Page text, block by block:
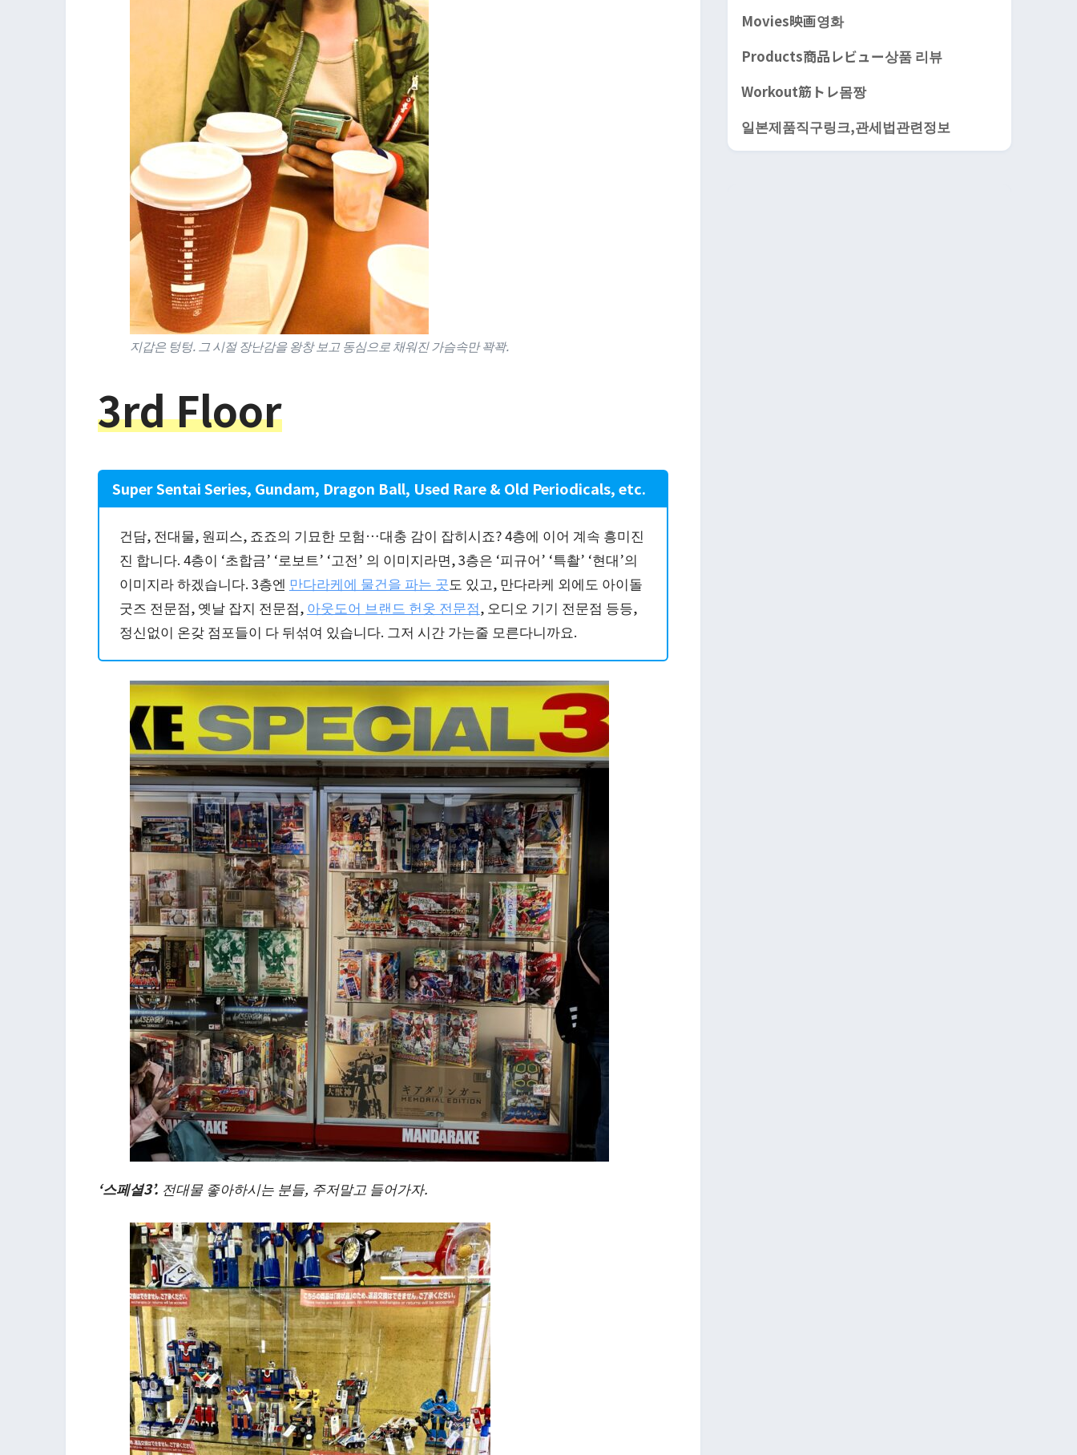
지갑은 텅텅. 그 시절 장난감을 왕창 보고 동심으로 채워진 가슴속만 꽉꽉.
3rd Floor
Super Sentai Series, Gundam, Dragon Ball, Used Rare & Old Periodicals, etc.
건담, 전대물, 원피스, 죠죠의 기묘한 모험…대충 감이 잡히시죠? 4층에 이어 계속 흥미진
진 합니다. 4층이 ‘초합금’ ‘로보트’ ‘고전’ 의 이미지라면, 3층은 ‘피규어’ ‘특촬’ ‘현대’의
이미지라 하겠습니다. 3층엔 만다라케에 물건을 파는 곳도 있고, 만다라케 외에도 아이돌
굿즈 전문점, 옛날 잡지 전문점, 아웃도어 브랜드 헌옷 전문점, 오디오 기기 전문점 등등,
정신없이 온갖 점포들이 다 뒤섞여 있습니다. 그저 시간 가는줄 모른다니까요.
‘스페셜3’. 전대물 좋아하시는 분들, 주저말고 들어가자.
Movies映画영화
Products商品レビュー상품 리뷰
Workout筋トレ몸짱
일본제품직구링크,관세법관련정보